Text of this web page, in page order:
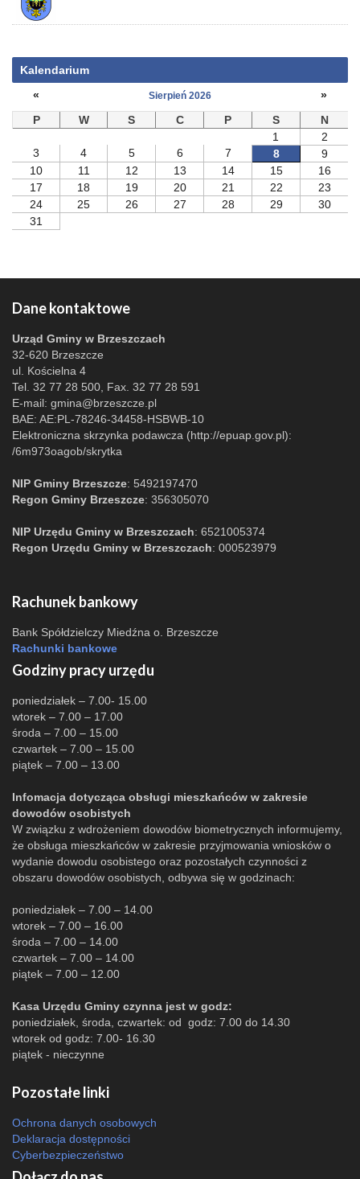
Kalendarium
«
Sierpień 2026
»
P
W S C P S
N
1
2
3
4 5 6 7 8
9
10
11 12 13 14 15
16
17
18 19 20 21 22
23
24
25 26 27 28 29
30
31
Dane kontaktowe
Urząd Gminy w Brzeszczach
32-620 Brzeszcze
ul. Kościelna 4
Tel. 32 77 28 500, Fax. 32 77 28 591
E-mail: gmina@brzeszcze.pl
BAE: AE:PL-78246-34458-HSBWB-10
Elektroniczna skrzynka podawcza (http://epuap.gov.pl):
/6m973oagob/skrytka
NIP Gminy Brzeszcze: 5492197470
Regon Gminy Brzeszcze: 356305070
NIP Urzędu Gminy w Brzeszczach: 6521005374
Regon Urzędu Gminy w Brzeszczach: 000523979
Rachunek bankowy
Bank Spółdzielczy Miedźna o. Brzeszcze
Rachunki bankowe
Godziny pracy urzędu
poniedziałek – 7.00- 15.00
wtorek – 7.00 – 17.00
środa – 7.00 – 15.00
czwartek – 7.00 – 15.00
piątek – 7.00 – 13.00
Infomacja dotycząca obsługi mieszkańców w zakresie
dowodów osobistych
W związku z wdrożeniem dowodów biometrycznych informujemy,
że obsługa mieszkańców w zakresie przyjmowania wniosków o
wydanie dowodu osobistego oraz pozostałych czynności z
obszaru dowodów osobistych, odbywa się w godzinach:
poniedziałek – 7.00 – 14.00
wtorek – 7.00 – 16.00
środa – 7.00 – 14.00
czwartek – 7.00 – 14.00
piątek – 7.00 – 12.00
Kasa Urzędu Gminy czynna jest w godz:
poniedziałek, środa, czwartek: od godz: 7.00 do 14.30
wtorek od godz: 7.00- 16.30
piątek - nieczynne
Pozostałe linki
Ochrona danych osobowych
Deklaracja dostępności
Cyberbezpieczeństwo